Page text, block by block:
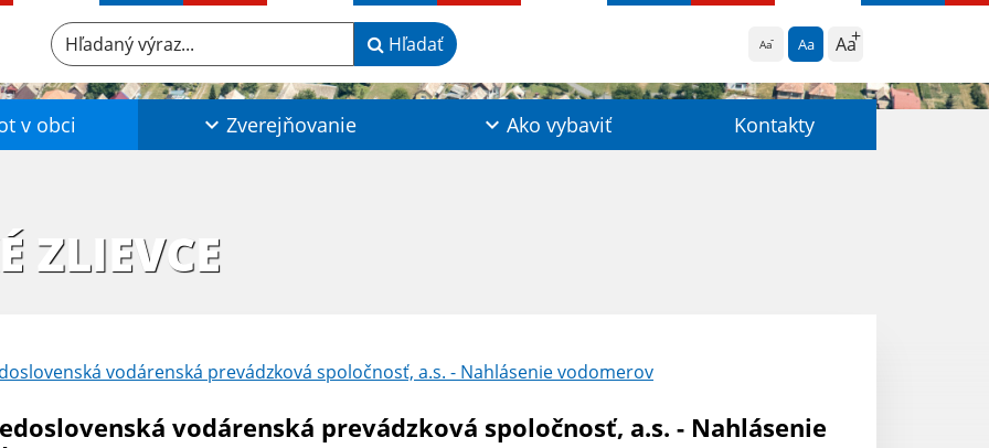
Aa Aa Aa
Hľadaný výraz... Hľadať
v obci Zverejňovanie Ako vybaviť Kontakty
ZLIEVCE
vodárenská prevádzková spoločnosť, a.s. - Nahlásenie vodomerov
vodárenská prevádzková spoločnosť, a.s. - Nahlásenie